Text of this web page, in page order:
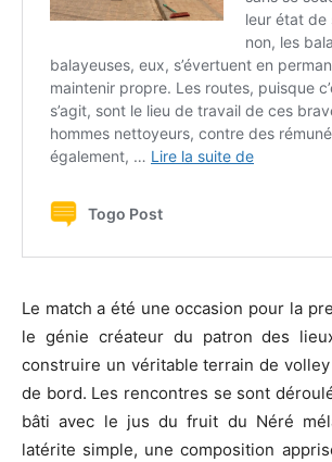
Le match a été une occasion pour la
le génie créateur du patron des
construire un véritable terrain de
de bord. Les rencontres se sont
bâti avec le jus du fruit du Néré
latérite simple, une composition